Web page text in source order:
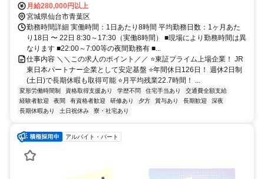
月給280,000円以上
宮城県仙台市青葉区
勤務時間詳細 実働時間：1日あたり8時間 平均勤務日数：1ヶ月あた
り18日 〜 22日 8:30～17:30（実働8時間） ■現場により勤務時間は異
なります ■22:00～7:00等の夜間勤務有 ■...
仕事内容 ＼＼この求人のポイント／／ ⭐東証プライム上場企業！ JR
東日本パートナー企業として安定基盤 ⭐年間休日126日！ 週休2日制
(土日)で長期休暇も取得可能 ⭐月平均残業22.7時間！ ...
変形労働時間制 資格取得支援あり 学歴不問 住宅手当あり
交通費全額支給
経験者歓迎
夜間 有資格者歓迎 研修あり 夕方 賞与あり 長期歓迎
深夜
長期休暇あり
土日祝休み 寮・社宅あり
アルバイト・パート